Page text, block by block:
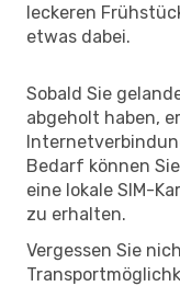
leckeren
etwas dabei.
Sobald Sie
abgeholt haben,
Bedarf können
eine lokale SIM-
zu erhalten.
Vergessen Sie